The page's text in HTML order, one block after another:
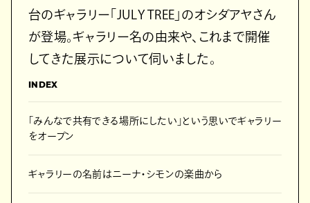
台のギャラリー「JULY TREE」のオシダアヤさん
が登場。ギャラリー名の由来や、これまで開催
してきた展示について伺いました。
INDEX
「みんなで共有できる場所にしたい」という思いでギャラリー
をオープン
ギャラリーの名前はニーナ・シモンの楽曲から